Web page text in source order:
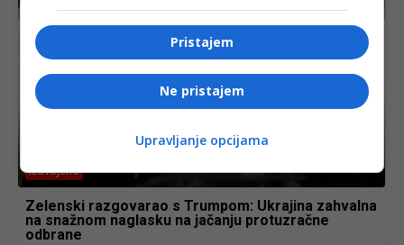
Izdvojeno
Zelenski razgovarao s Trumpom: Ukrajina zahvalna
na snažnom naglasku na jačanju protuzračne
odbrane
Pristajem
Ne pristajem
Upravljanje opcijama